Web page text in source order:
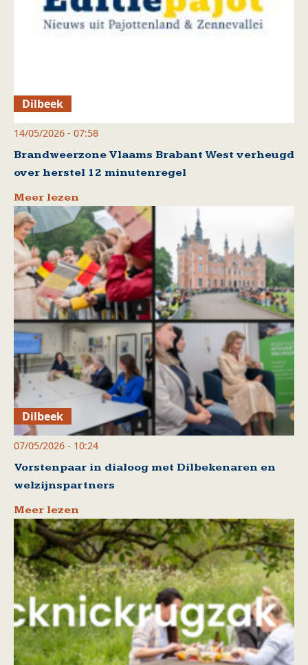
Dilbeek
14/05/2026 - 07:58
Brandweerzone Vlaams Brabant West verheugd
over herstel 12 minutenregel
Meer lezen
Dilbeek
07/05/2026 - 10:24
Vorstenpaar in dialoog met Dilbekenaren en
welzijnspartners
Meer lezen